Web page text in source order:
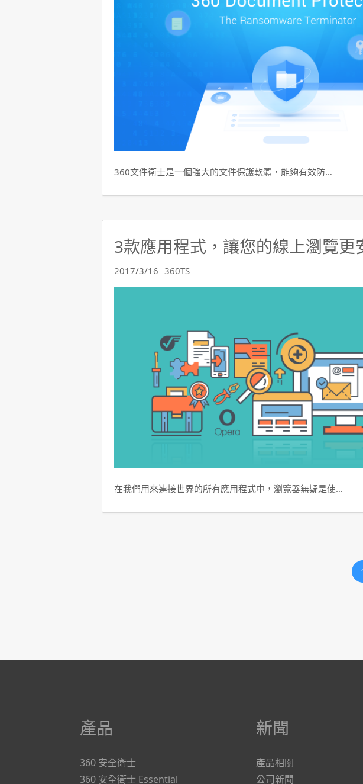
360文件衛士是一個強大的文件保護軟體，能夠有效防…
3款應用程式，讓您的線上瀏覽更
2017/3/16 360TS
在我們用來連接世界的所有應用程式中，瀏覽器無疑是使…
產品
360 安全衛士
360 安全衛士 Essential
新聞
產品相關
公司新聞